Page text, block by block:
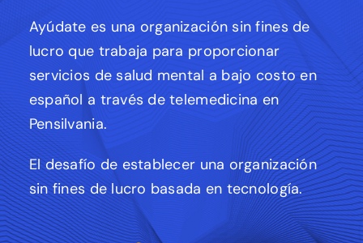
Caso de Éxito
Ayúdate es una organización sin fines de
lucro que trabaja para proporcionar
servicios de salud mental a bajo costo en
español a través de telemedicina en
Pensilvania.
El desafío de establecer una organización
sin fines de lucro basada en tecnología.